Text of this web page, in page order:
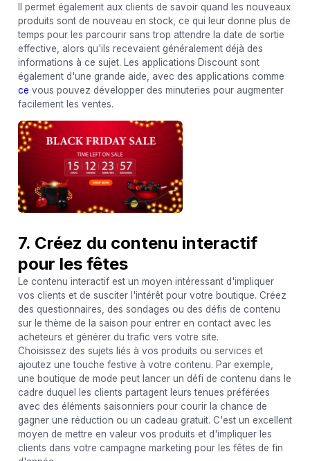
Il permet également aux clients de savoir quand les nouveaux
produits sont de nouveau en stock, ce qui leur donne plus de
temps pour les parcourir sans trop attendre la date de sortie
effective, alors qu'ils recevaient généralement déjà des
informations à ce sujet. Les applications Discount sont
également d'une grande aide, avec des applications comme
ce vous pouvez développer des minuteries pour augmenter
facilement les ventes.
7. Créez du contenu interactif
pour les fêtes
Le contenu interactif est un moyen intéressant d'impliquer
vos clients et de susciter l'intérêt pour votre boutique. Créez
des questionnaires, des sondages ou des défis de contenu
sur le thème de la saison pour entrer en contact avec les
acheteurs et générer du trafic vers votre site.
Choisissez des sujets liés à vos produits ou services et
ajoutez une touche festive à votre contenu. Par exemple,
une boutique de mode peut lancer un défi de contenu dans le
cadre duquel les clients partagent leurs tenues préférées
avec des éléments saisonniers pour courir la chance de
gagner une réduction ou un cadeau gratuit. C'est un excellent
moyen de mettre en valeur vos produits et d'impliquer les
clients dans votre campagne marketing pour les fêtes de fin